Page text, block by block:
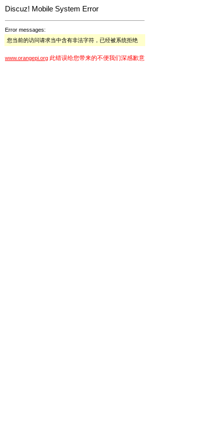
Discuz! Mobile System Error
Error messages:
您当前的访问请求当中含有非法字符，已经被系统拒绝
www.orangepi.org 此错误给您带来的不便我们深感歉意